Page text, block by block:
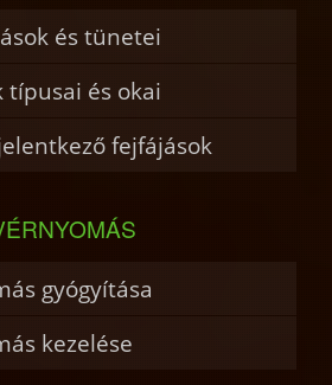
és tünetei
típusai és okai
fejfájások
gyógyítása
kezelése